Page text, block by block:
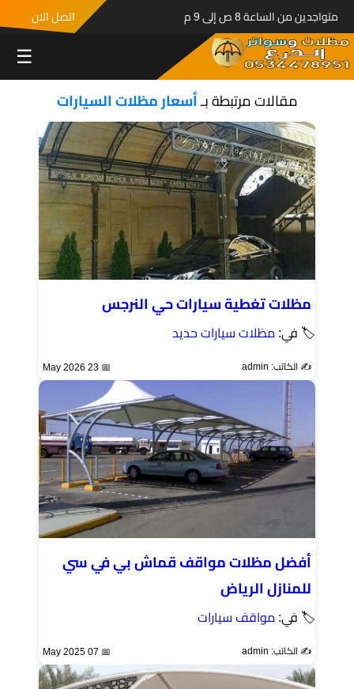
متواجدين من الساعة 8 ص إلى 9 م اتصل الان
☰
مقالات مرتبطة بـأسعار مظلات السيارات
مظلات تغطية سيارات حي النرجس
🏷 في: مظلات سيارات حديد
✍️ الكاتب: admin 📅 23 May 2026
أفضل مظلات مواقف قماش بي في سي
للمنازل الرياض
🏷 في: مواقف سيارات
✍️ الكاتب: admin 📅 07 May 2025